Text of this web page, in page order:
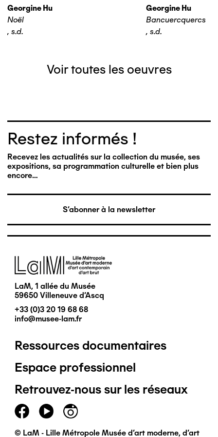
Georgine Hu
Noël
, s.d.
Georgine Hu
Bancuercquercs
, s.d.
Voir toutes les oeuvres
Restez informés !
Recevez les actualités sur la collection du musée, ses
expositions, sa programmation culturelle et bien plus
encore…
S'abonner à la newsletter
Image
LaM, 1 allée du Musée
59650 Villeneuve d'Ascq
+33 (0)3 20 19 68 68
info@musee-lam.fr
Pied
de
page
principal
Ressources documentaires
Espace professionnel
Retrouvez-nous sur les réseaux
© LaM - Lille Métropole Musée d'art moderne, d'art